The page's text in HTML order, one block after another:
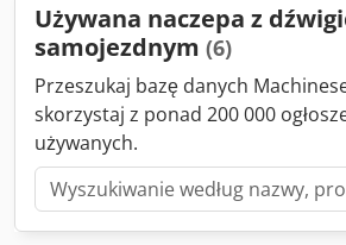
425/65R22.2; Skrętna Wagi Masa
Ładowność: 26.450 kg DMC: 38.000 kg
Maszt: Teleskopowy (5-częściowy)
F245 A Wywrotka: Tylny wyładunek
Używana naczepa z
samojezdnym (6)
Przeszukaj bazę danych
skorzystaj z ponad 200 000
używanych.